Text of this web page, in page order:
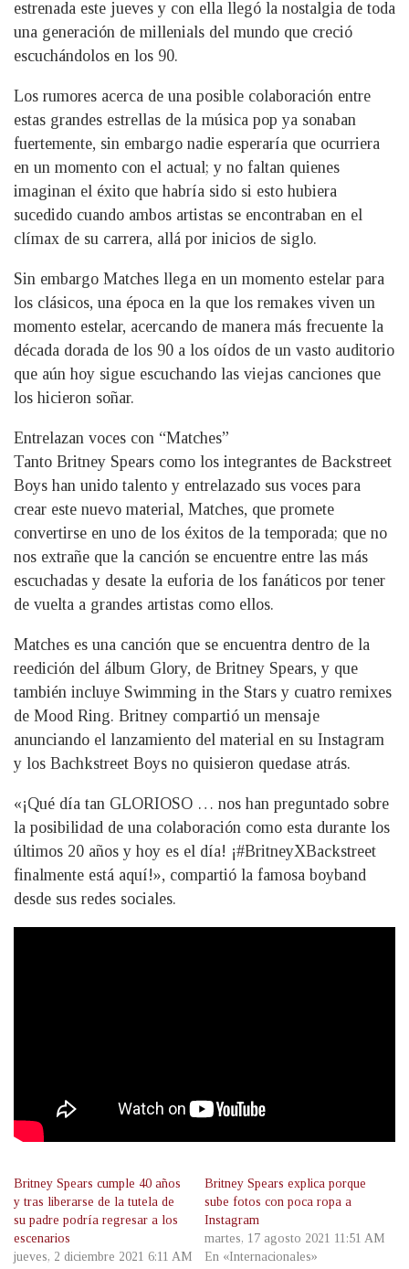
estrenada este jueves y con ella llegó la nostalgia de toda
una generación de millenials del mundo que creció
escuchándolos en los 90.
Los rumores acerca de una posible colaboración entre
estas grandes estrellas de la música pop ya sonaban
fuertemente, sin embargo nadie esperaría que ocurriera
en un momento con el actual; y no faltan quienes
imaginan el éxito que habría sido si esto hubiera
sucedido cuando ambos artistas se encontraban en el
clímax de su carrera, allá por inicios de siglo.
Sin embargo Matches llega en un momento estelar para
los clásicos, una época en la que los remakes viven un
momento estelar, acercando de manera más frecuente la
década dorada de los 90 a los oídos de un vasto auditorio
que aún hoy sigue escuchando las viejas canciones que
los hicieron soñar.
Entrelazan voces con “Matches”
Tanto Britney Spears como los integrantes de Backstreet
Boys han unido talento y entrelazado sus voces para
crear este nuevo material, Matches, que promete
convertirse en uno de los éxitos de la temporada; que no
nos extrañe que la canción se encuentre entre las más
escuchadas y desate la euforia de los fanáticos por tener
de vuelta a grandes artistas como ellos.
Matches es una canción que se encuentra dentro de la
reedición del álbum Glory, de Britney Spears, y que
también incluye Swimming in the Stars y cuatro remixes
de Mood Ring. Britney compartió un mensaje
anunciando el lanzamiento del material en su Instagram
y los Bachkstreet Boys no quisieron quedase atrás.
«¡Qué día tan GLORIOSO … nos han preguntado sobre
la posibilidad de una colaboración como esta durante los
últimos 20 años y hoy es el día! ¡#BritneyXBackstreet
finalmente está aquí!», compartió la famosa boyband
desde sus redes sociales.
Britney Spears cumple 40 años
y tras liberarse de la tutela de
su padre podría regresar a los
escenarios
jueves, 2 diciembre 2021 6:11 AM
Britney Spears explica porque
sube fotos con poca ropa a
Instagram
martes, 17 agosto 2021 11:51 AM
En «Internacionales»